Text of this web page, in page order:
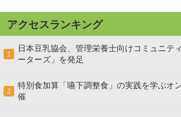
アクセスランキング
1
日本豆乳協会、管理栄養士向けコミュニテ
ーターズ」を発足
2
特別食加算「嚥下調整食」の実践を学ぶオ
催